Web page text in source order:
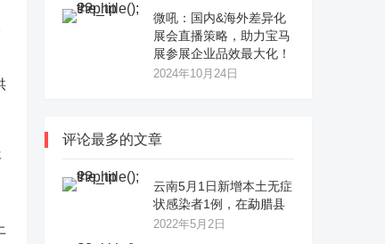
微吼：国内&海外差异化
展会直播策略，助力宝马
展参展企业品效最大化！
2024年10月24日
评论最多的文章
云南5月1日新增本土无症
状感染者1例，在勐腊县
2022年5月2日